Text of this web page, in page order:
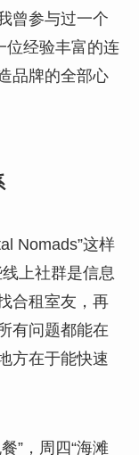
曾参与过一个
位经验丰富的连
品牌的全部心
Nomads”这样
上社群是信息
合租室友，再
有问题都能在
方在于能快速
”，周四“海滩